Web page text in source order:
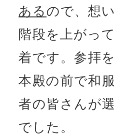
ある ので、想
階段を上がっ
着です。参拝
本殿の前で和
者の皆さんが
でした。